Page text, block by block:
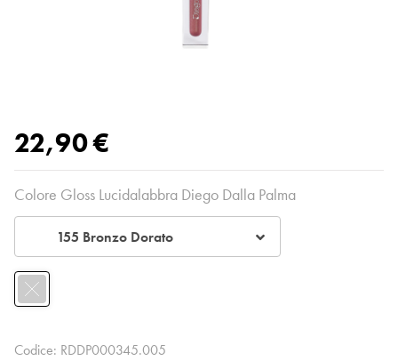
22,90 €
Colore Gloss Lucidalabbra Diego Dalla Palma
155 Bronzo Dorato​
Codice: RDDP000345.005